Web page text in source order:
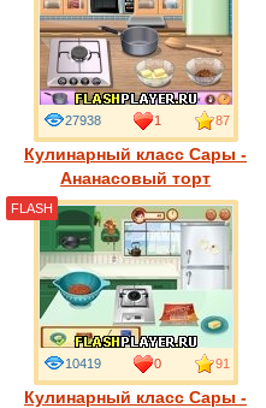
Кулинарный класс Сары -
Ананасовый торт
27938 1 87
Кулинарный класс Сары -
10419 0 91
FLASH